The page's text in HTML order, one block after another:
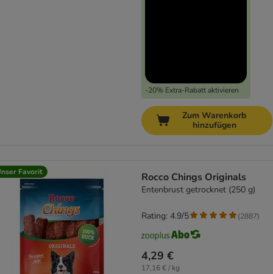
-20% Extra-Rabatt aktivieren
Zum Warenkorb
hinzufügen
Favorit Rocco Chings Originals
Entenbrust getrocknet (250 g)
4,29 €
17,16 € / kg
Rating: 4.9/5 (2887)